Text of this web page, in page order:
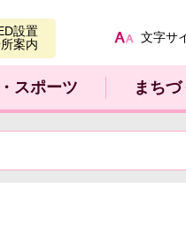
設置
案内
文字サ
スポーツ まち